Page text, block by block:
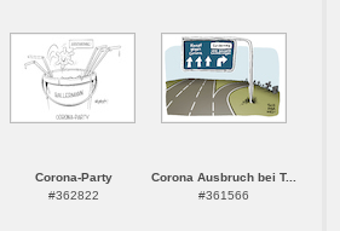
Corona-Party
#362822
Corona Ausbruch bei T...
#361566